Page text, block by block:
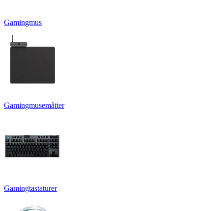
Gamingmus
Gamingmusemåtter
Gamingtastaturer